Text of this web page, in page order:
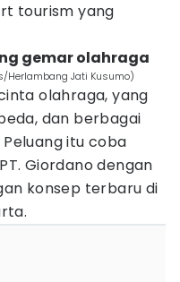
tourism yang
gemar olahraga
Herlambang Jati Kusumo)
olahraga, yang
dan berbagai
itu coba
Giordano dengan
konsep terbaru di